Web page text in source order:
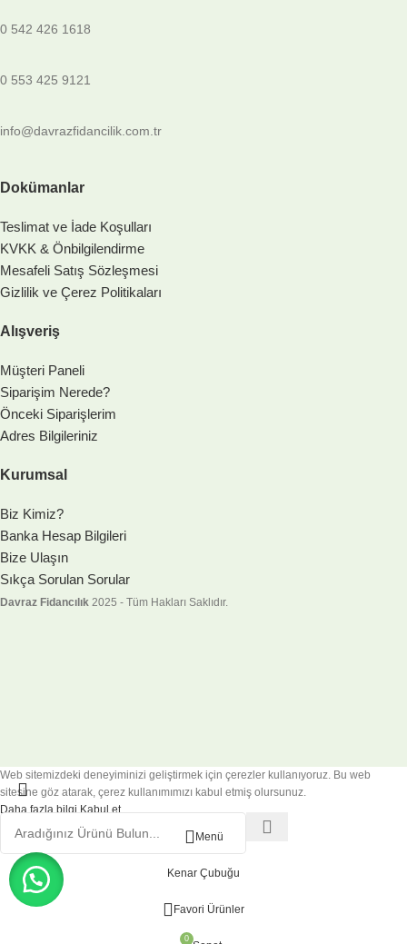
0 542 426 1618
0 553 425 9121
info@davrazfidancilik.com.tr
Dokümanlar
Teslimat ve İade Koşulları
KVKK & Önbilgilendirme
Mesafeli Satış Sözleşmesi
Gizlilik ve Çerez Politikaları
Alışveriş
Müşteri Paneli
Siparişim Nerede?
Önceki Siparişlerim
Adres Bilgileriniz
Kurumsal
Biz Kimiz?
Banka Hesap Bilgileri
Bize Ulaşın
Sıkça Sorulan Sorular
Davraz Fidancılık 2025 - Tüm Hakları Saklıdır.
Web sitemizdeki deneyiminizi geliştirmek için çerezler kullanıyoruz. Bu web
sitesine göz atarak, çerez kullanımımızı kabul etmiş olursunuz.
Daha fazla bilgiKabul et
Menü
Kenar Çubuğu
Favori Ürünler
0